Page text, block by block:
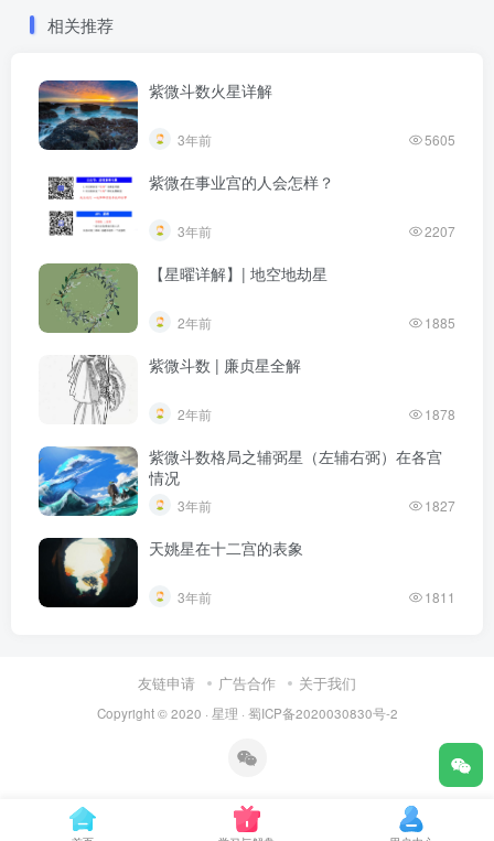
相关推荐
紫微斗数火星详解
3年前 5605
紫微在事业宫的人会怎样？
3年前 2207
【星曜详解】| 地空地劫星
2年前 1885
紫微斗数 | 廉贞星全解
2年前 1878
紫微斗数格局之辅弼星（左辅右弼）在各宫
情况
3年前 1827
天姚星在十二宫的表象
3年前 1811
友链申请 广告合作 关于我们
Copyright © 2020 · 星理 · 蜀ICP备2020030830号-2